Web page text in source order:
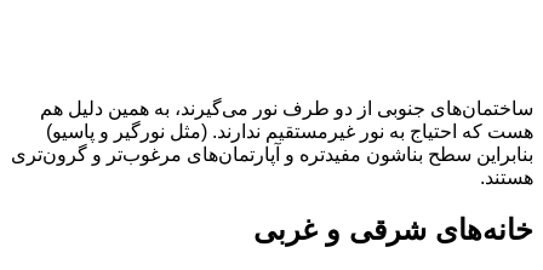
ساختمان‌های جنوبی از دو طرف نور می‌گیرند، به همین دلیل هم
هست که احتیاج به نور غیرمستقیم ندارند. (مثل نورگیر و پاسیو)
بنابراین سطح بناشون مفیدتره و آپارتمان‌های مرغوب‌تر و گرون‌تری
هستند.
خانه‌های شرقی و غربی